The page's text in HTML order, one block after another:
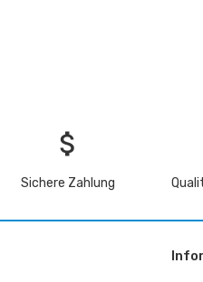
attach_money
Sichere Zahlung